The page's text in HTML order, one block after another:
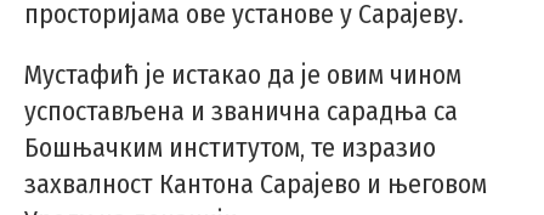
просторијама ове установе у Сарајеву.
Мустафић је истакао да је овим чином
успостављена и званична сарадња са
Бошњачким институтом, те изразио
захвалност Кантона Сарајево и његовом